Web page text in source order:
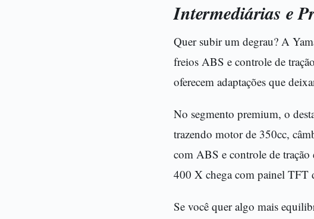
Intermediárias e
Quer subir um degrau? A
freios ABS e controle de
oferecem adaptações que
No segmento premium, o
trazendo motor de 350cc,
com ABS e controle de
400 X chega com painel TFT
Se você quer algo mais